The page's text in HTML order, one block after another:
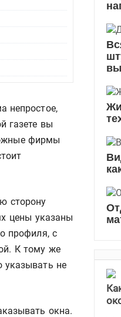
непростое,
газете вы
фирмы
сторону
цены указаны
профиля, с
К тому же
указывать не
окна.